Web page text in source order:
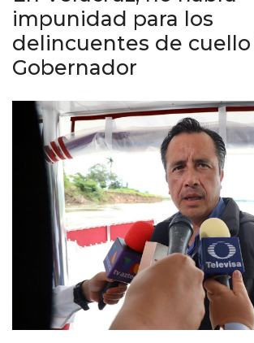
impunidad para los
delincuentes de cuello
Gobernador